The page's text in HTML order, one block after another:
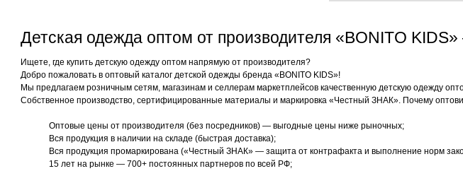
Детская одежда оптом от производителя «BONITO
Ищете, где купить детскую одежду оптом напрямую от производителя?
Добро пожаловать в оптовый каталог детской одежды бренда «BONITO KIDS»!
Мы предлагаем розничным сетям, магазинам и селлерам маркетплейсов качественную детскую одежду
Собственное производство, сертифицированные материалы и маркировка «Честный ЗНАК». Почему
Оптовые цены от производителя (без посредников) — выгодные цены ниже рыночных;
Вся продукция в наличии на складе (быстрая доставка);
Вся продукция промаркирована («Честный ЗНАК» — защита от контрафакта и выполнение норм
15 лет на рынке — 700+ постоянных партнеров по всей РФ;